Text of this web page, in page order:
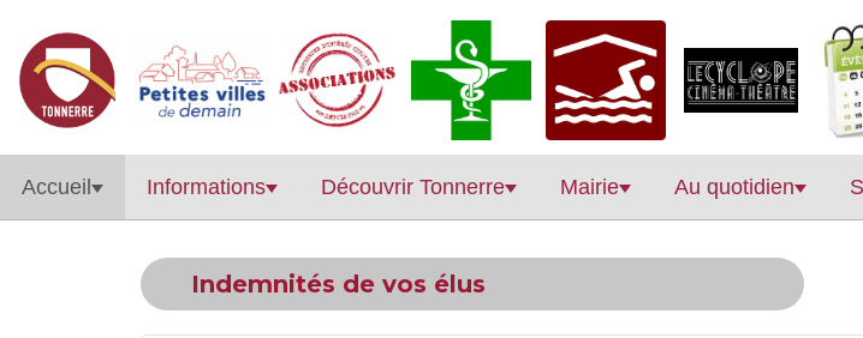
Accueil Informations Découvrir Tonnerre Mairie Au quotidien
Indemnités de vos élus